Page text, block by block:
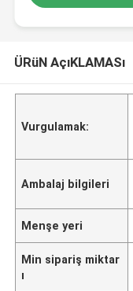
ÜRüN AçıKLAMASı
Vurgulamak:
Ambalaj bilgileri
Menşe yeri
Min sipariş miktar
ı